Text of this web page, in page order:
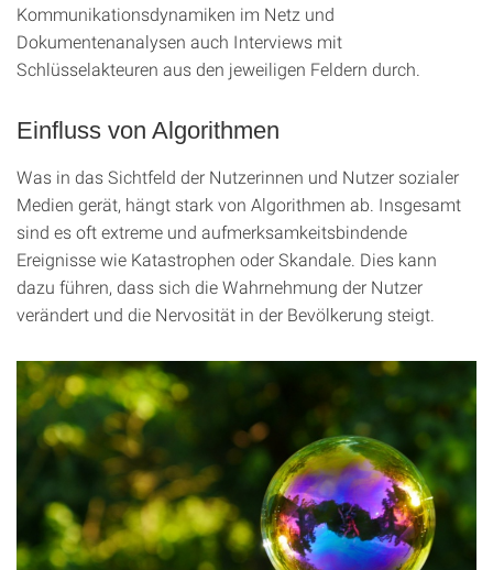
Kommunikationsdynamiken im Netz und
Dokumentenanalysen auch Interviews mit
Schlüsselakteuren aus den jeweiligen Feldern durch.
Einfluss von Algorithmen
Was in das Sichtfeld der Nutzerinnen und Nutzer sozialer
Medien gerät, hängt stark von Algorithmen ab. Insgesamt
sind es oft extreme und aufmerksamkeitsbindende
Ereignisse wie Katastrophen oder Skandale. Dies kann
dazu führen, dass sich die Wahrnehmung der Nutzer
verändert und die Nervosität in der Bevölkerung steigt.